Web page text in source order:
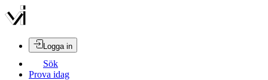
Logga in
Sök
Prova idag